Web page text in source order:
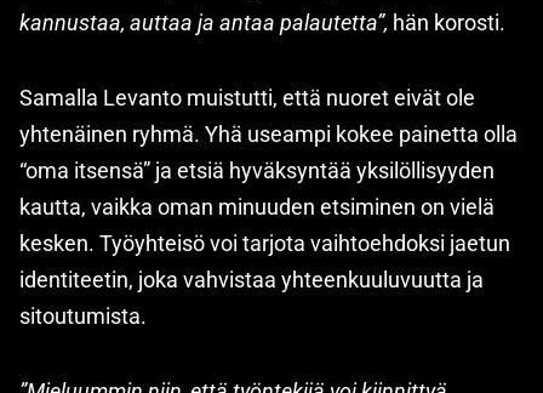
kannustaa, auttaa ja antaa palautetta”, hän korosti.
Samalla Levanto muistutti, että nuoret eivät ole
yhtenäinen ryhmä. Yhä useampi kokee painetta olla
“oma itsensä” ja etsiä hyväksyntää yksilöllisyyden
kautta, vaikka oman minuuden etsiminen on vielä
kesken. Työyhteisö voi tarjota vaihtoehdoksi jaetun
identiteetin, joka vahvistaa yhteenkuuluvuutta ja
sitoutumista.